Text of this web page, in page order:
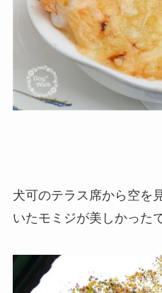
犬可のテラス席から空を
いたモミジが美しかった